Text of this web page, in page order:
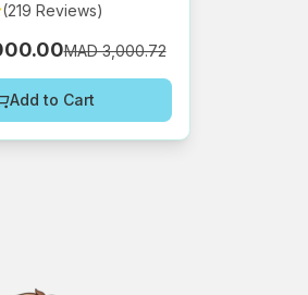
(219 Reviews)
MAD 3,000.72
Add to Cart